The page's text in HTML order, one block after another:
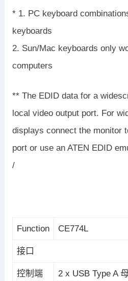
* 1. PC keyboard
keyboards
2. Sun/Mac keyboards only
computers
** The EDID data for a
local video output port. For
displays connect the monitor
port or use an ATEN EDID
/
Function CE774L
接口
控制端
2 x USB Type A